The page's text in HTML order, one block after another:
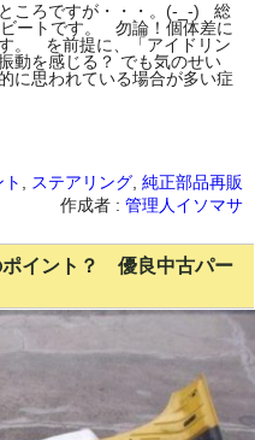
ころですが・・・。(-_-) 総
ートです。 勿論！個体差に
。 を前提に、「アイドリン
動を感じる？ でも気のせい
に思われている場合が多い症
ステアリング 純正部品再販
作成者 : 管理人イソマサ
ポイント？ 優良中古パー